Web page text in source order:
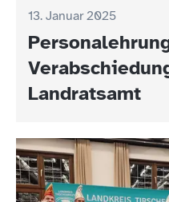
13. Januar 2025
Landratsamt